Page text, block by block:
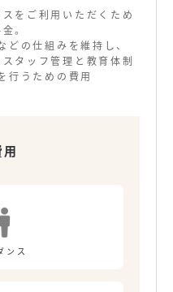
をご利用いただくため
。
どの仕組みを維持し、
タッフ管理と教育体制
行うための費用
ンス